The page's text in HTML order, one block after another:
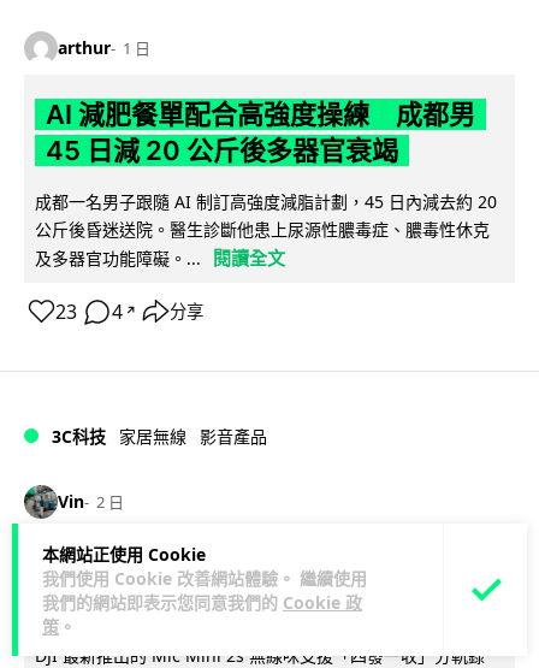
本網站正使用 Cookie
我們使用 Cookie 改善網站體驗。 繼續使用
我們的網站即表示您同意我們的 Cookie 政
策 。
arthur 1 日
AI 減肥餐單配合高強度操練 成都男
45 日減 20 公斤後多器官衰竭
成都一名男子跟隨 AI 制訂高強度減脂計劃，45 日內減去約 20
公斤後昏迷送院。醫生診斷他患上尿源性膿毒症、膿毒性休克
及多器官功能障礙。...
閱讀全文
23 4 ↗ 分享
3C科技 家居無線 影音產品
Vin 2 日
DJI Mic Mini 2s 實測 四發一收同步獨
立錄音 32-bit 防爆咪拍片必備
DJI 最新推出的 Mic Mini 2s 無線咪支援「四發一收」分軌錄